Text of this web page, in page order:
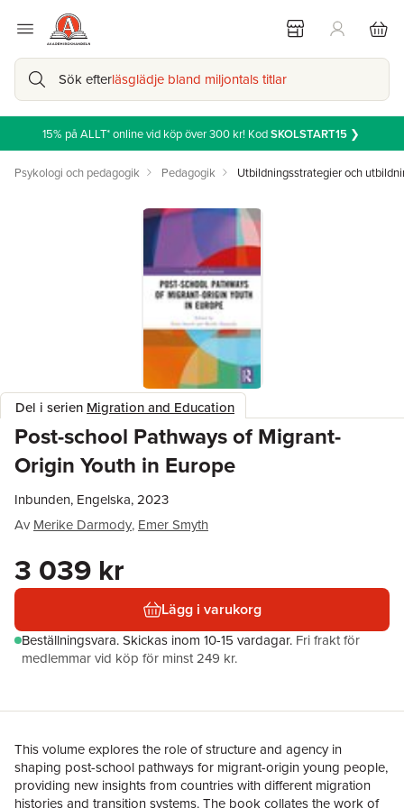
Sök efterläsglädje bland miljontals titlar
15% på ALLT* online vid köp över 300 kr! KodSKOLSTART15❯
Psykologi och pedagogik Pedagogik Utbildningsstrategier och
Del i serien Migration and Education
Post-school Pathways of Migrant-
Origin Youth in Europe
Inbunden, Engelska, 2023
Av Merike Darmody, Emer Smyth
3 039 kr
Lägg i varukorg
Beställningsvara.Skickas inom 10-15 vardagar. Fri frakt för
medlemmar vid köp för minst 249 kr.
This volume explores the role of structure and agency in
shaping post-school pathways for migrant-origin young people,
providing new insights from countries with different migration
histories and transition systems. The book collates the work of